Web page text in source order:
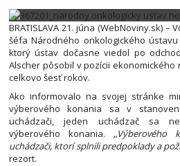
BRATISLAVA 21. júna (WebNoviny.sk)
šéfa Národného onkologického ústavu
ktorý ústav dočasne viedol po
Alscher pôsobil v pozícii
celkovo šesť rokov.
Ako informovalo na svojej stránke
výberového konania sa v
uchádzači, jeden uchádzač sa
výberového konania. „Výberového
uchádzači, ktorí splnili predpoklady a
rezort.